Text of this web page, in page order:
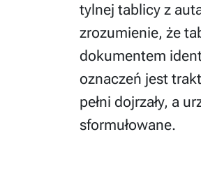
tylnej tablicy z
zrozumienie, że
dokumentem
oznaczeń jest
pełni dojrzały, a
sformułowane.